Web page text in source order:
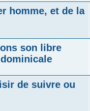
homme, et de la
son libre
de suivre ou